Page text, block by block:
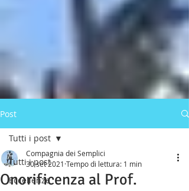
Post
Tutti i post
Eccellenze
Tutti i post
Onorificenza al Prof.
Compagnia dei Semplici
30 set 2021 Tempo di lettura: 1 min